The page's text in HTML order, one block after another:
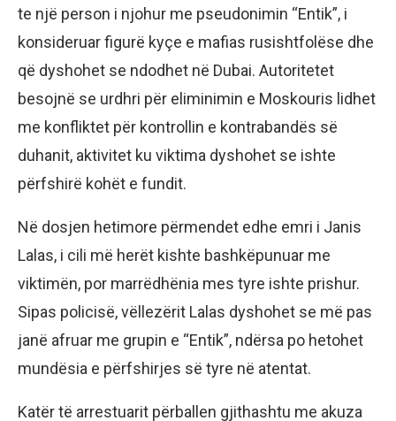
te një person i njohur me pseudonimin “Entik”, i
konsideruar figurë kyçe e mafias rusishtfolëse dhe
që dyshohet se ndodhet në Dubai. Autoritetet
besojnë se urdhri për eliminimin e Moskouris lidhet
me konfliktet për kontrollin e kontrabandës së
duhanit, aktivitet ku viktima dyshohet se ishte
përfshirë kohët e fundit.
Në dosjen hetimore përmendet edhe emri i Janis
Lalas, i cili më herët kishte bashkëpunuar me
viktimën, por marrëdhënia mes tyre ishte prishur.
Sipas policisë, vëllezërit Lalas dyshohet se më pas
janë afruar me grupin e “Entik”, ndërsa po hetohet
mundësia e përfshirjes së tyre në atentat.
Katër të arrestuarit përballen gjithashtu me akuza